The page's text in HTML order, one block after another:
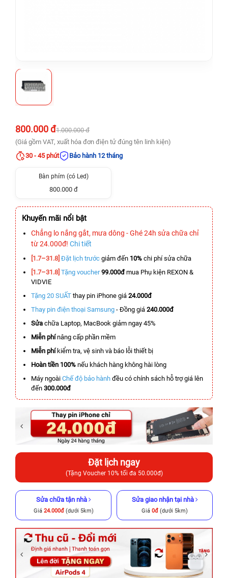
800.000 đ1.000.000 đ
(Giá gồm VAT, xuất hóa đơn điện tử đúng tên linh kiện)
30 - 45 phút
Bảo hành 12 tháng
Bàn phím (có Led)
800.000 đ
Khuyến mãi nổi bật
Chẳng lo nắng gắt, mưa dông - Ghé 24h sửa chữa chỉ
từ 24.000đ! Chi tiết
[1.7–31.8] Đặt lịch trước giảm đến 10% chi phí sửa chữa
[1.7–31.8] Tặng voucher 99.000đmua Phụ kiện REXON &
VIDVIE
Tặng 20 SUẤT thay pin iPhone giá 24.000đ
Thay pin điện thoại Samsung - Đồng giá 240.000đ
Sửa chữa Laptop, MacBook giảm ngay 45%
Miễn phínâng cấp phần mềm
Miễn phíkiểm tra, vệ sinh và báo lỗi thiết bị
Hoàn tiền 100% nếu khách hàng không hài lòng
Máy ngoài Chế độ bảo hành đều có chính sách hỗ trợ giá lên
đến 300.000đ
Đặt lịch ngay
(Tặng Voucher 10% tối đa 50.000đ)
Sửa chữa tận nhà
Giá 24.000đ(dưới 5km)
Sửa giao nhận tại nhà
Giá 0đ (dưới 5km)